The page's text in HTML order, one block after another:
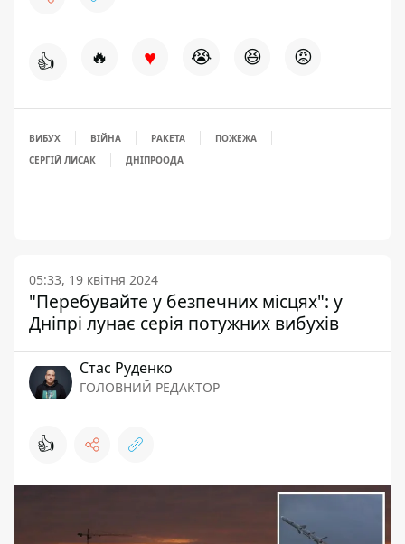
👍 🔥 ♥ 😭 😆 😡
ВИБУХ ВІЙНА РАКЕТА
ПОЖЕЖА
СЕРГІЙ ЛИСАК
ДНІПРООДА
05:33, 19 квітня 2024
"Перебувайте у безпечних місцях": у
Дніпрі лунає серія потужних вибухів
Стас Руденко
ГОЛОВНИЙ РЕДАКТОР
👍